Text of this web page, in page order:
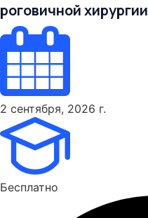
роговичной хирургии
2 сентября, 2026 г.
Бесплатно